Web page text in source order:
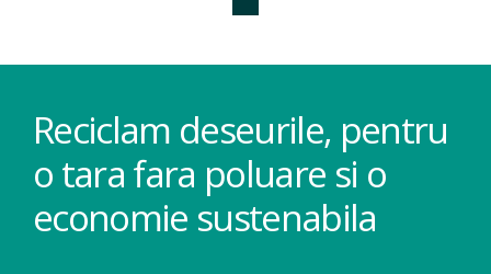
Reciclam deseurile, pentru
o tara fara poluare si o
economie sustenabila